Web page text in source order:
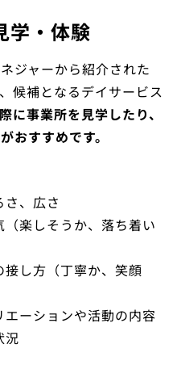
学・体験
ジャーから紹介された
候補となるデイサービス
に事業所を見学したり、
おすすめです。
、広さ
楽しそうか、落ち着い
し方（丁寧か、笑顔
ーションや活動の内容
況